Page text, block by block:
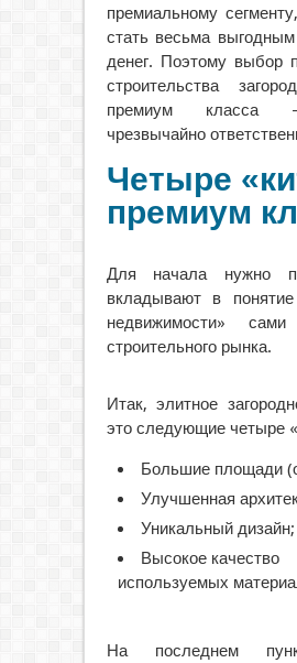
премиальному
стать весьма
денег. Поэтому выбор
строительства
премиум класса
чрезвычайно
Четыре
премиум
Для начала нужно
вкладывают в
недвижимости» сами
строительного рынка.
Итак, элитное
это следующие четыре
Большие площади
Улучшенная
Уникальный дизайн;
Высокое качество
используемых
На последнем